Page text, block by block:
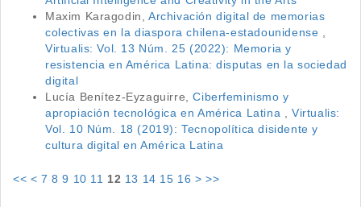
Maxim Karagodin,Archivación digital de memorias
colectivas en la diaspora chilena-estadounidense
Virtualis: Vol. 13 Núm. 25 (2022): Memoria y
resistencia en América Latina: disputas en la sociedad
digital
Lucía Benítez-Eyzaguirre,Ciberfeminismo y
apropiación tecnológica en América Latina
Virtualis:
Vol. 10 Núm. 18 (2019): Tecnopolítica disidente y
cultura digital en América Latina
<< < 7 8 9 10 11 12 13 14 15 16 > >>